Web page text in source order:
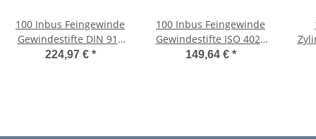
100 Inbus Feingewinde
Gewindestifte DIN 913
45H M16x1x20
224,97 € *
100 Inbus Feingewinde
Gewindestifte ISO 4026
45H M16x1,5x20
149,64 € *